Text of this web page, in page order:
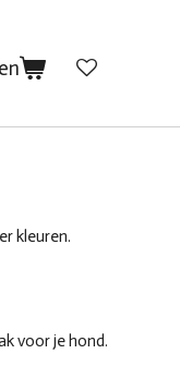
kleuren.
voor je hond.